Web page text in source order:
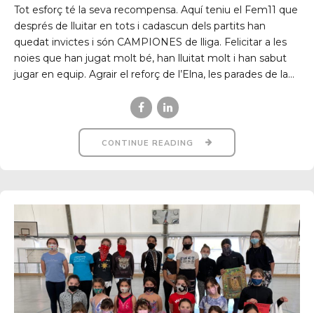
Tot esforç té la seva recompensa. Aquí teniu el Fem11 que
després de lluitar en tots i cadascun dels partits han
quedat invictes i són CAMPIONES de lliga. Felicitar a les
noies que han jugat molt bé, han lluitat molt i han sabut
jugar en equip. Agrair el reforç de l’Elna, les parades de la...
CONTINUE READING